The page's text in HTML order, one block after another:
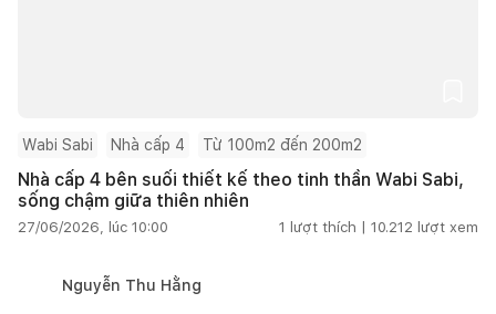
Wabi Sabi Nhà cấp 4 Từ 100m2 đến 200m2
Nhà cấp 4 bên suối thiết kế theo tinh thần Wabi Sabi,
sống chậm giữa thiên nhiên
27/06/2026, lúc 10:00 1 lượt thích | 10.212 lượt xem
Nguyễn Thu Hằng